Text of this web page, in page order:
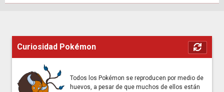
Curiosidad Pokémon
Todos los Pokémon se reproducen por medio de
huevos, a pesar de que muchos de ellos están